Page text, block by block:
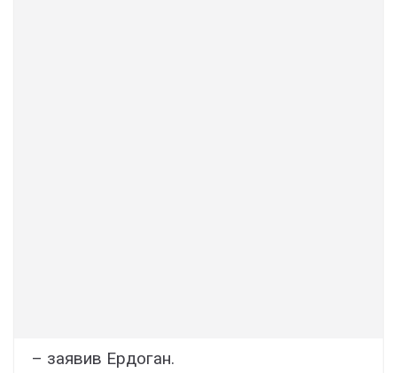
– заявив Ердоган.